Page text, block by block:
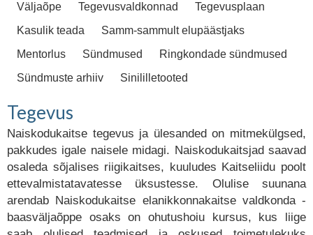
Väljaõpe Tegevusvaldkonnad
Tegevusplaan
Kasulik teada
Samm-sammult elupäästjaks
Mentorlus
Sündmused
Ringkondade sündmused
Sündmuste arhiiv
Sinililletooted
Tegevus
Naiskodukaitse tegevus ja ülesanded on mitmekülgsed,
pakkudes igale naisele midagi. Naiskodukaitsjad saavad
osaleda sõjalises riigikaitses, kuuludes Kaitseliidu poolt
ettevalmistatavatesse üksustesse. Olulise suunana
arendab Naiskodukaitse elanikkonnakaitse valdkonda -
baasväljaõppe osaks on ohutushoiu kursus, kus liige